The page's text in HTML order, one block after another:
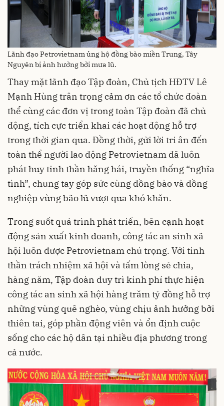
Lãnh đạo Petrovietnam ủng hộ đồng bào miền Trung, Tây
Nguyên bị ảnh hưởng bởi mưa lũ.
Thay mặt lãnh đạo Tập đoàn, Chủ tịch HĐTV Lê
Mạnh Hùng trân trọng cảm ơn các tổ chức đoàn
thể cùng các đơn vị trong toàn Tập đoàn đã chủ
động, tích cực triển khai các hoạt động hỗ trợ
trong thời gian qua. Đồng thời, gửi lời tri ân đến
toàn thể người lao động Petrovietnam đã luôn
phát huy tinh thần hăng hái, truyền thống “nghĩa
tình”, chung tay góp sức cùng đồng bào và đồng
nghiệp vùng bão lũ vượt qua khó khăn.
Trong suốt quá trình phát triển, bên cạnh hoạt
động sản xuất kinh doanh, công tác an sinh xã
hội luôn được Petrovietnam chú trọng. Với tinh
thần trách nhiệm xã hội và tấm lòng sẻ chia,
hàng năm, Tập đoàn duy trì kinh phí thực hiện
công tác an sinh xã hội hàng trăm tỷ đồng hỗ trợ
những vùng quê nghèo, vùng chịu ảnh hưởng bởi
thiên tai, góp phần động viên và ổn định cuộc
sống cho các hộ dân tại nhiều địa phương trong
cả nước.